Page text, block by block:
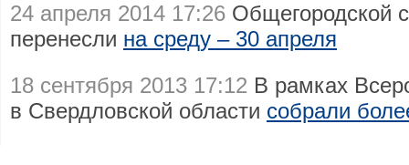
24 апреля 2014 17:26 Общегородской
перенесли на среду – 30 апреля
18 сентября 2013 17:12 В рамках
в Свердловской области собрали